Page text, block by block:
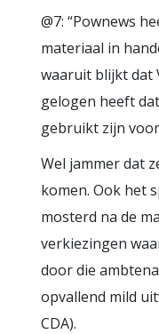
@7: “Pownews
materiaal in
waaruit blijkt dat
gelogen heeft
gebruikt zijn
Wel jammer dat
komen. Ook het
mosterd na de
verkiezingen
door die
opvallend mild
CDA).